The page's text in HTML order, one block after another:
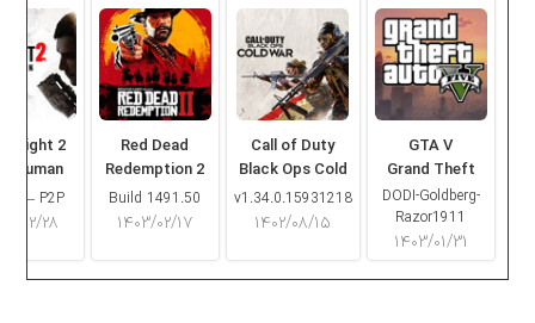
GTA V
Grand Theft
Auto V
DODI-Goldberg-
Razor1911
۱۴۰۳/۰۱/۳۱
Call of Duty
Black Ops Cold
War
v1.34.0.15931218
۱۴۰۲/۰۸/۱۵
Red Dead
Redemption 2
Build 1491.50
۱۴۰۳/۰۲/۱۷
Light 2
Human
– P2P
۱۴۰۳/